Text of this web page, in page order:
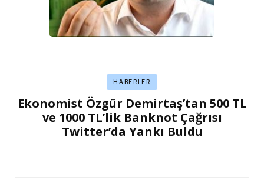
HABERLER
Ekonomist Özgür Demirtaş’tan 500 TL
ve 1000 TL’lik Banknot Çağrısı
Twitter’da Yankı Buldu